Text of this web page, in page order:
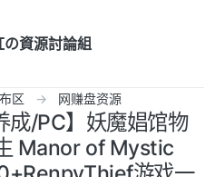
の資源討論組
区 网赚盘资源
成/PC】妖魔娼馆物
Manor of Mystic